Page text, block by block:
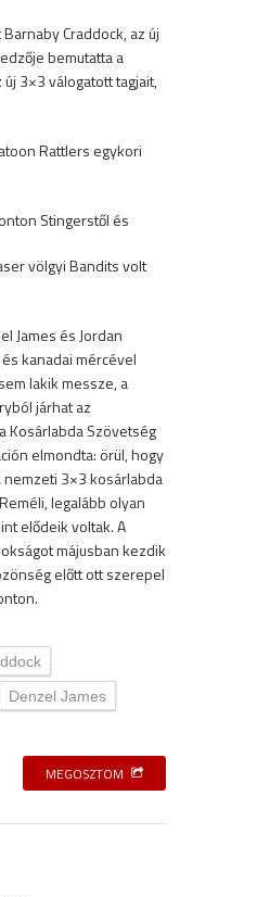
Craddock, az új
bemutatta a
3×3 válogatott tagjait,
Rattlers egykori
Stingerstől és
völgyi Bandits volt
James és Jordan
kanadai mércével
lakik messze, a
járhat az
Kosárlabda Szövetség
elmondta: örül, hogy
nemzeti 3×3 kosárlabda
legalább olyan
elődeik voltak. A
májusban kezdik
előtt ott szerepel
Denzel James
MEGOSZTOM